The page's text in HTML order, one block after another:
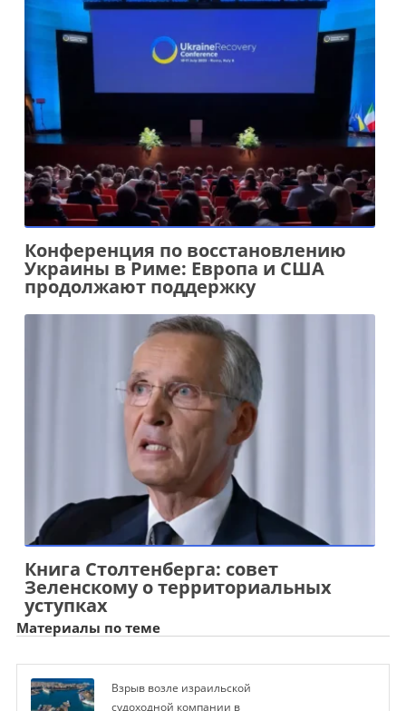
Конференция по восстановлению
Украины в Риме: Европа и США
продолжают поддержку
Книга Столтенберга: совет
Зеленскому о территориальных
уступках
Материалы по теме
Взрыв возле израильской
судоходной компании в